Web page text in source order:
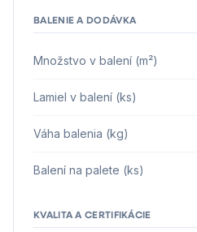
BALENIE A DODÁVKA
Množstvo v balení (m²)
Lamiel v balení (ks)
Váha balenia (kg)
Balení na palete (ks)
KVALITA A CERTIFIKÁCIE